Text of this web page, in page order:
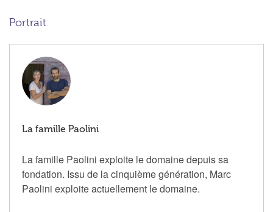
Portrait
La famille Paolini
La famille Paolini exploite le domaine depuis sa
fondation. Issu de la cinquième génération, Marc
Paolini exploite actuellement le domaine.